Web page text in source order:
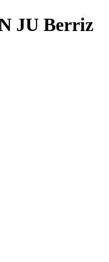
JU Berriz